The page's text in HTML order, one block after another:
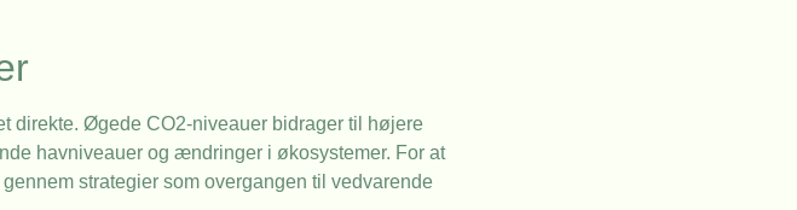
direkte. Øgede CO2-niveauer bidrager til højere
havniveauer og ændringer i økosystemer. For at
strategier som overgangen til vedvarende